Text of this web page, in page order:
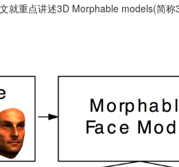
就重点讲述3D Morphable models(简